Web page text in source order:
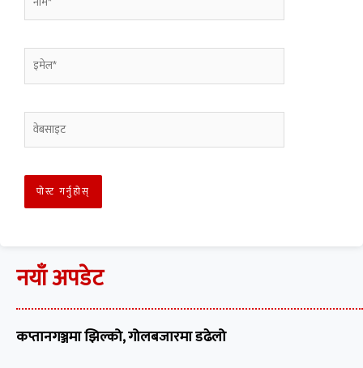
नयाँ अपडेट
कप्तानगञ्जमा झिल्को, गोलबजारमा डढेलो